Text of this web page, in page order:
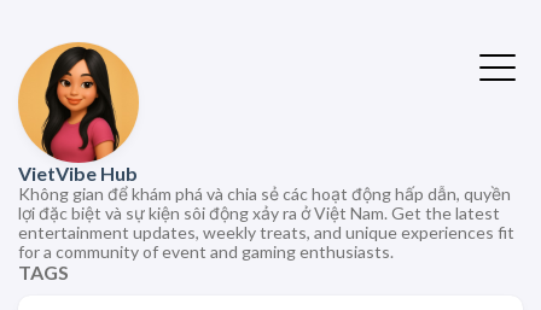
VietVibe Hub
Không gian để khám phá và chia sẻ các hoạt động hấp dẫn, quyền
lợi đặc biệt và sự kiện sôi động xảy ra ở Việt Nam. Get the latest
entertainment updates, weekly treats, and unique experiences fit
for a community of event and gaming enthusiasts.
TAGS